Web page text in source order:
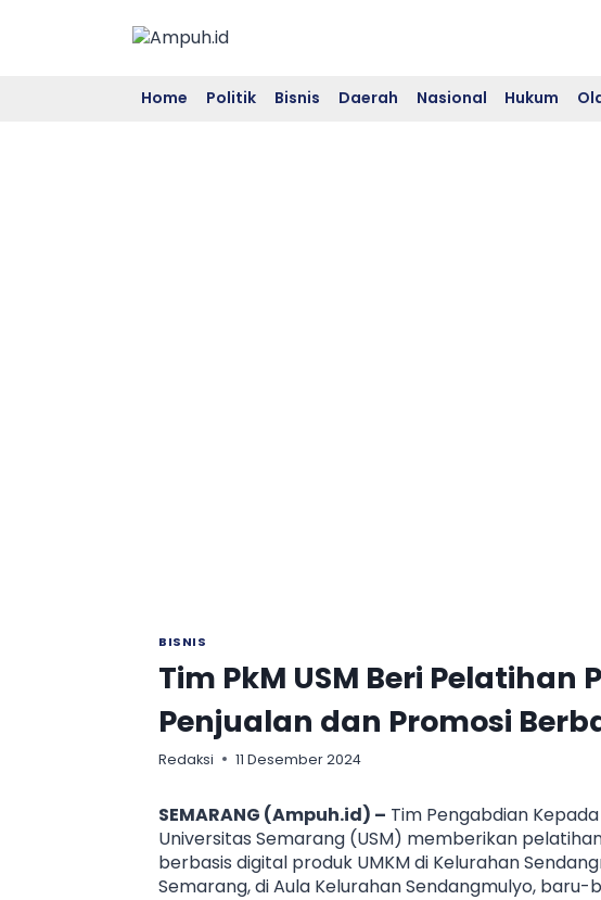
Home Politik Bisnis Daerah Nasional Hukum
BISNIS
Tim PkM USM Beri Pelatihan
Penjualan dan Promosi
Redaksi 11 Desember 2024
SEMARANG (Ampuh.id) – Tim Pengabdian
Universitas Semarang (USM) memberikan
berbasis digital produk UMKM di Kelurahan
Semarang, di Aula Kelurahan Sendangmulyo, baru-